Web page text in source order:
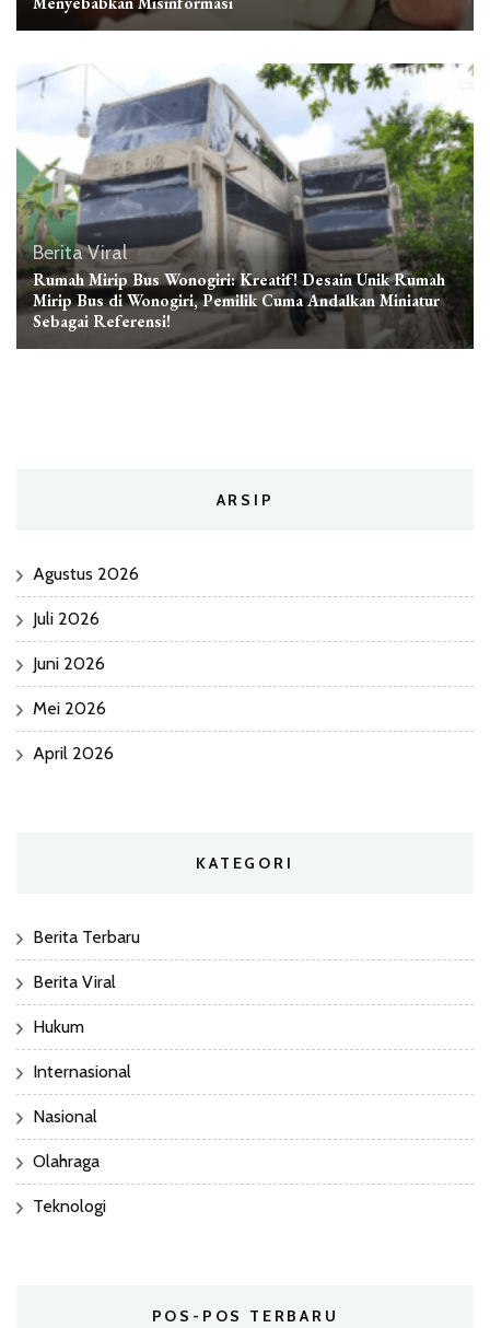
Berita Viral
Rumah Mirip Bus Wonogiri: Kreatif! Desain Unik Rumah
Mirip Bus di Wonogiri, Pemilik Cuma Andalkan Miniatur
Sebagai Referensi!
ARSIP
Agustus 2026
Juli 2026
Juni 2026
Mei 2026
April 2026
KATEGORI
Berita Terbaru
Berita Viral
Hukum
Internasional
Nasional
Olahraga
Teknologi
POS-POS TERBARU